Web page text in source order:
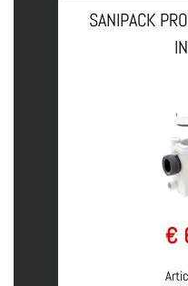
SANIPACK
€